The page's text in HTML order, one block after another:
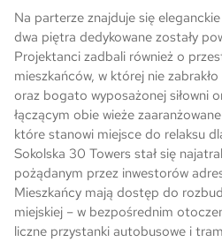
Na parterze znajduje się
dwa piętra dedykowane zostały
Projektanci zadbali również o
mieszkańców, w której nie
oraz bogato wyposażonej siłowni
łączącym obie wieże
które stanowi miejsce do relaksu
Sokolska 30 Towers stał się
pożądanym przez inwestorów
Mieszkańcy mają dostęp do
miejskiej – w bezpośrednim
liczne przystanki autobusowe i